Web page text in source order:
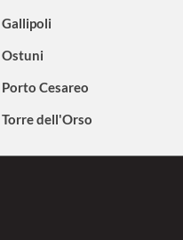
Gallipoli
Ostuni
Porto Cesareo
Torre dell'Orso